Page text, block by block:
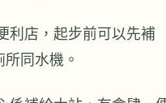
利店，起步前可以先補
同水機。